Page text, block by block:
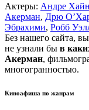
Актеры: Андре
Акерман, Дрю
Эбрахими, Робб
Без нашего сайта,
не узнали бы в
Акерман,
многогранностью.
Киноафиша по жанрам